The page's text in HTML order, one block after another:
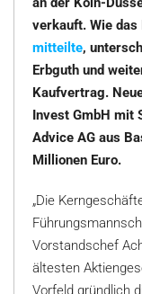
verkauft. Wie
mitteilte,
Erbguth und
Kaufvertrag.
Invest GmbH mit
Advice AG aus
Millionen Euro.
„Die
Vorstandschef
ältesten
Vorfeld gründlich